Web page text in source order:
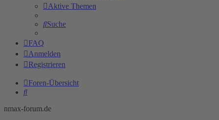
Aktive Themen
Suche
FAQ
Anmelden
Registrieren
Foren-Übersicht
Suche
nmax-forum.de